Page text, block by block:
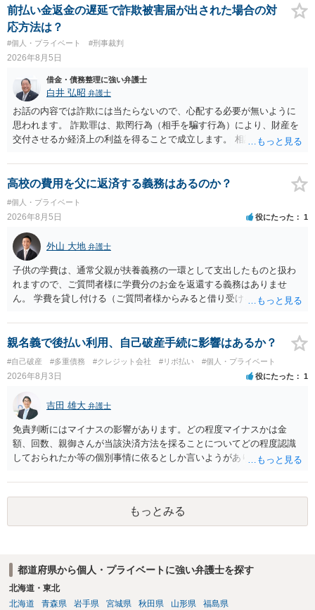
は法に触れる可能性もあります。 ＞100万を支払わず穏便に和解する
ことは可能でしょうか？ →一般的には難しいです。相談者さんも１０
０万円の被害を受けたとして、１円も払わないで和解したいと言われ
たら、 できるだけ重い刑罰を与えて欲しい、と思われるのではない
でしょうか。 ＞弁護士さんに入ってもらうことで支払額が下がること
はありますか？ そこはあり得ます、ただ、弁護士費用かけるならその
分賠償に回すことも考えられるので、 兼ね合いは考えてみましょう。
前払い金返金の遅延で詐欺被害届が出された場合の対
応方法は？
#個人・プライベート #刑事裁判
2026年8月5日
借金・債務整理に強い弁護士
白井 弘昭 弁護士
お話の内容では詐欺には当たらないので、心配する必要が無いように
思われます。 詐欺罪は、欺罔行為（相手を騙す行為）により、財産を
交付させるか経済上の利益を得ることで成立します。 相談者さんは、
ので、詐欺罪の実行行為性が無く罪に問うことはできません。 おそら
く、相手が真実を話せば警察も取り合わないと思いますが、虚偽の内
容を述べた場合は、捜査はあるかもしれません。 ただし、捜査におい
て、真実を説明すれば、「ちゃんと返しなさいよ」程度の注意で済む
ことだと思われます。 また、返せるお金が無いのであれば、返せない
のは致し方ありません。真摯に分割して支払うことを相手に告げてい
くのみでしょう。 以上、ご参考まで。
高校の費用を父に返済する義務はあるのか？
#個人・プライベート
2026年8月5日 役にたった 1
外山 大地 弁護士
子供の学費は、通常父親が扶養義務の一環として支出したものと扱わ
れますので、ご質問者様に学費分のお金を返還する義務はありませ
ん。 学費を貸し付ける（ご質問者様からみると借り受ける）といった
ょう。
親名義で後払い利用、自己破産手続に影響はあるか？
#自己破産 #多重債務 #クレジット会社 #リボ払い #個人・プライベート
2026年8月3日 役にたった 1
吉田 雄大 弁護士
免責判断にはマイナスの影響があります。どの程度マイナスかは金
額、回数、親御さんが当該決済方法を採ることについてどの程度認識
しておられたか等の個別事情に依るとしか言いようがありません。 と
なって相談し、善後策を考えることをお勧めします。
もっとみる
都道府県から個人・プライベートに強い弁護士を探す
北海道・東北
北海道
青森県 岩手県 宮城県 秋田県 山形県 福島県